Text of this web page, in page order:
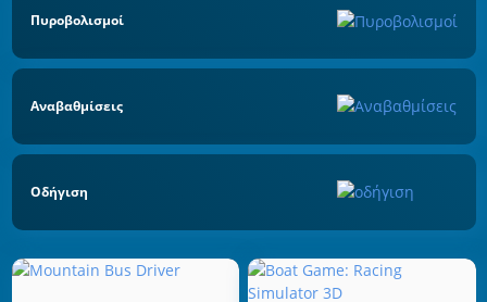
Πυροβολισμοί
Αναβαθμίσεις
Οδήγιση